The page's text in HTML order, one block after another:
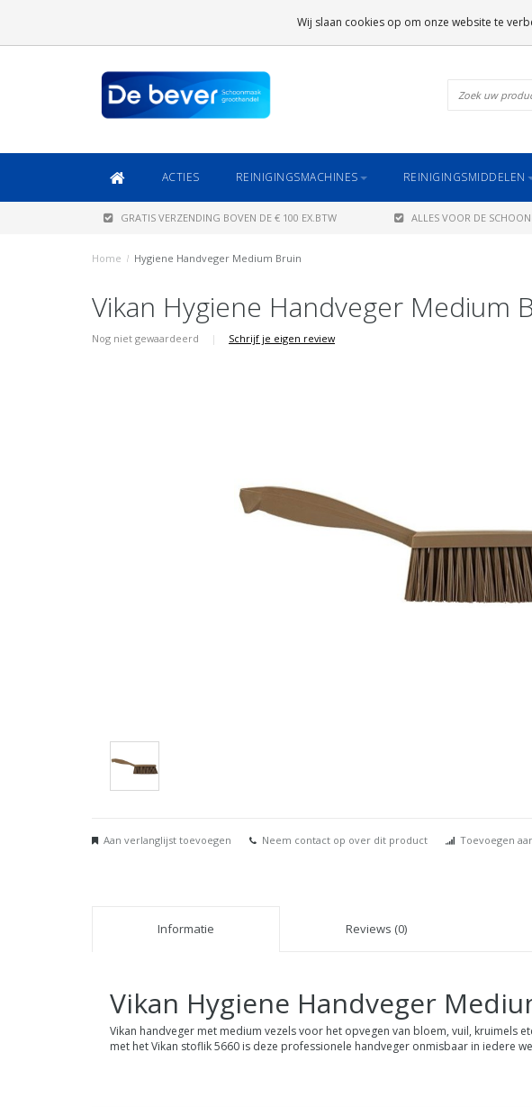
ACTIES REINIGINGSMACHINES REINIGINGSMIDDELEN
GRATIS VERZENDING BOVEN DE € 100 EX.BTW ALLES VOOR DE
Home / Hygiene Handveger Medium Bruin
Vikan Hygiene Handveger Medium
Nog niet gewaardeerd | Schrijf je eigen review
Aan verlanglijst toevoegen Neem contact op over dit product Toevoegen
Informatie Reviews (0)
Vikan Hygiene Handveger
Vikan handveger met medium vezels voor het opvegen van bloem, vuil,
met het Vikan stoflik 5660 is deze professionele handveger onmisbaar in iedere
Wij slaan cookies op om onze website te